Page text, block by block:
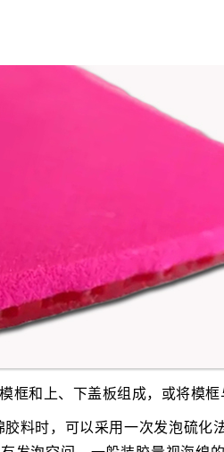
框和上、下盖板组成，或将模框
料时，可以采用一次发泡硫化